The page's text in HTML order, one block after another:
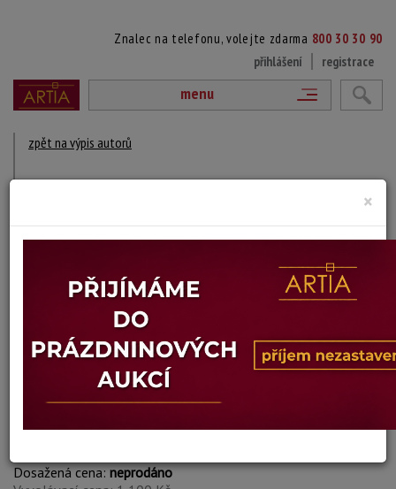
Znalec na telefonu, volejte zdarma 800 30 30 90
přihlášení
registrace
menu
zpět na výpis autorů
1905 Švédsko - 1965
DÍLA V AUKCÍCH
Helge du Puy
356. KONVOLUT ŠESTI DĚL - HELGE DU PUY
Dosažená cena:neprodáno
×